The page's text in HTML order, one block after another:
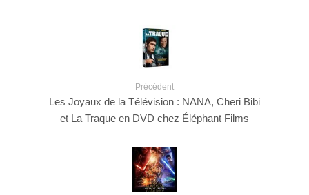
Précédent
Les Joyaux de la Télévision : NANA, Cheri Bibi
et La Traque en DVD chez Éléphant Films